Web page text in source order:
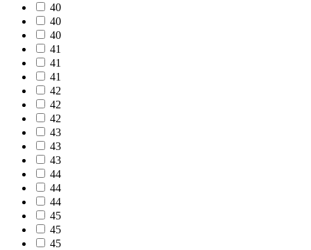
40
40
40
41
41
41
42
42
42
43
43
43
44
44
44
45
45
45